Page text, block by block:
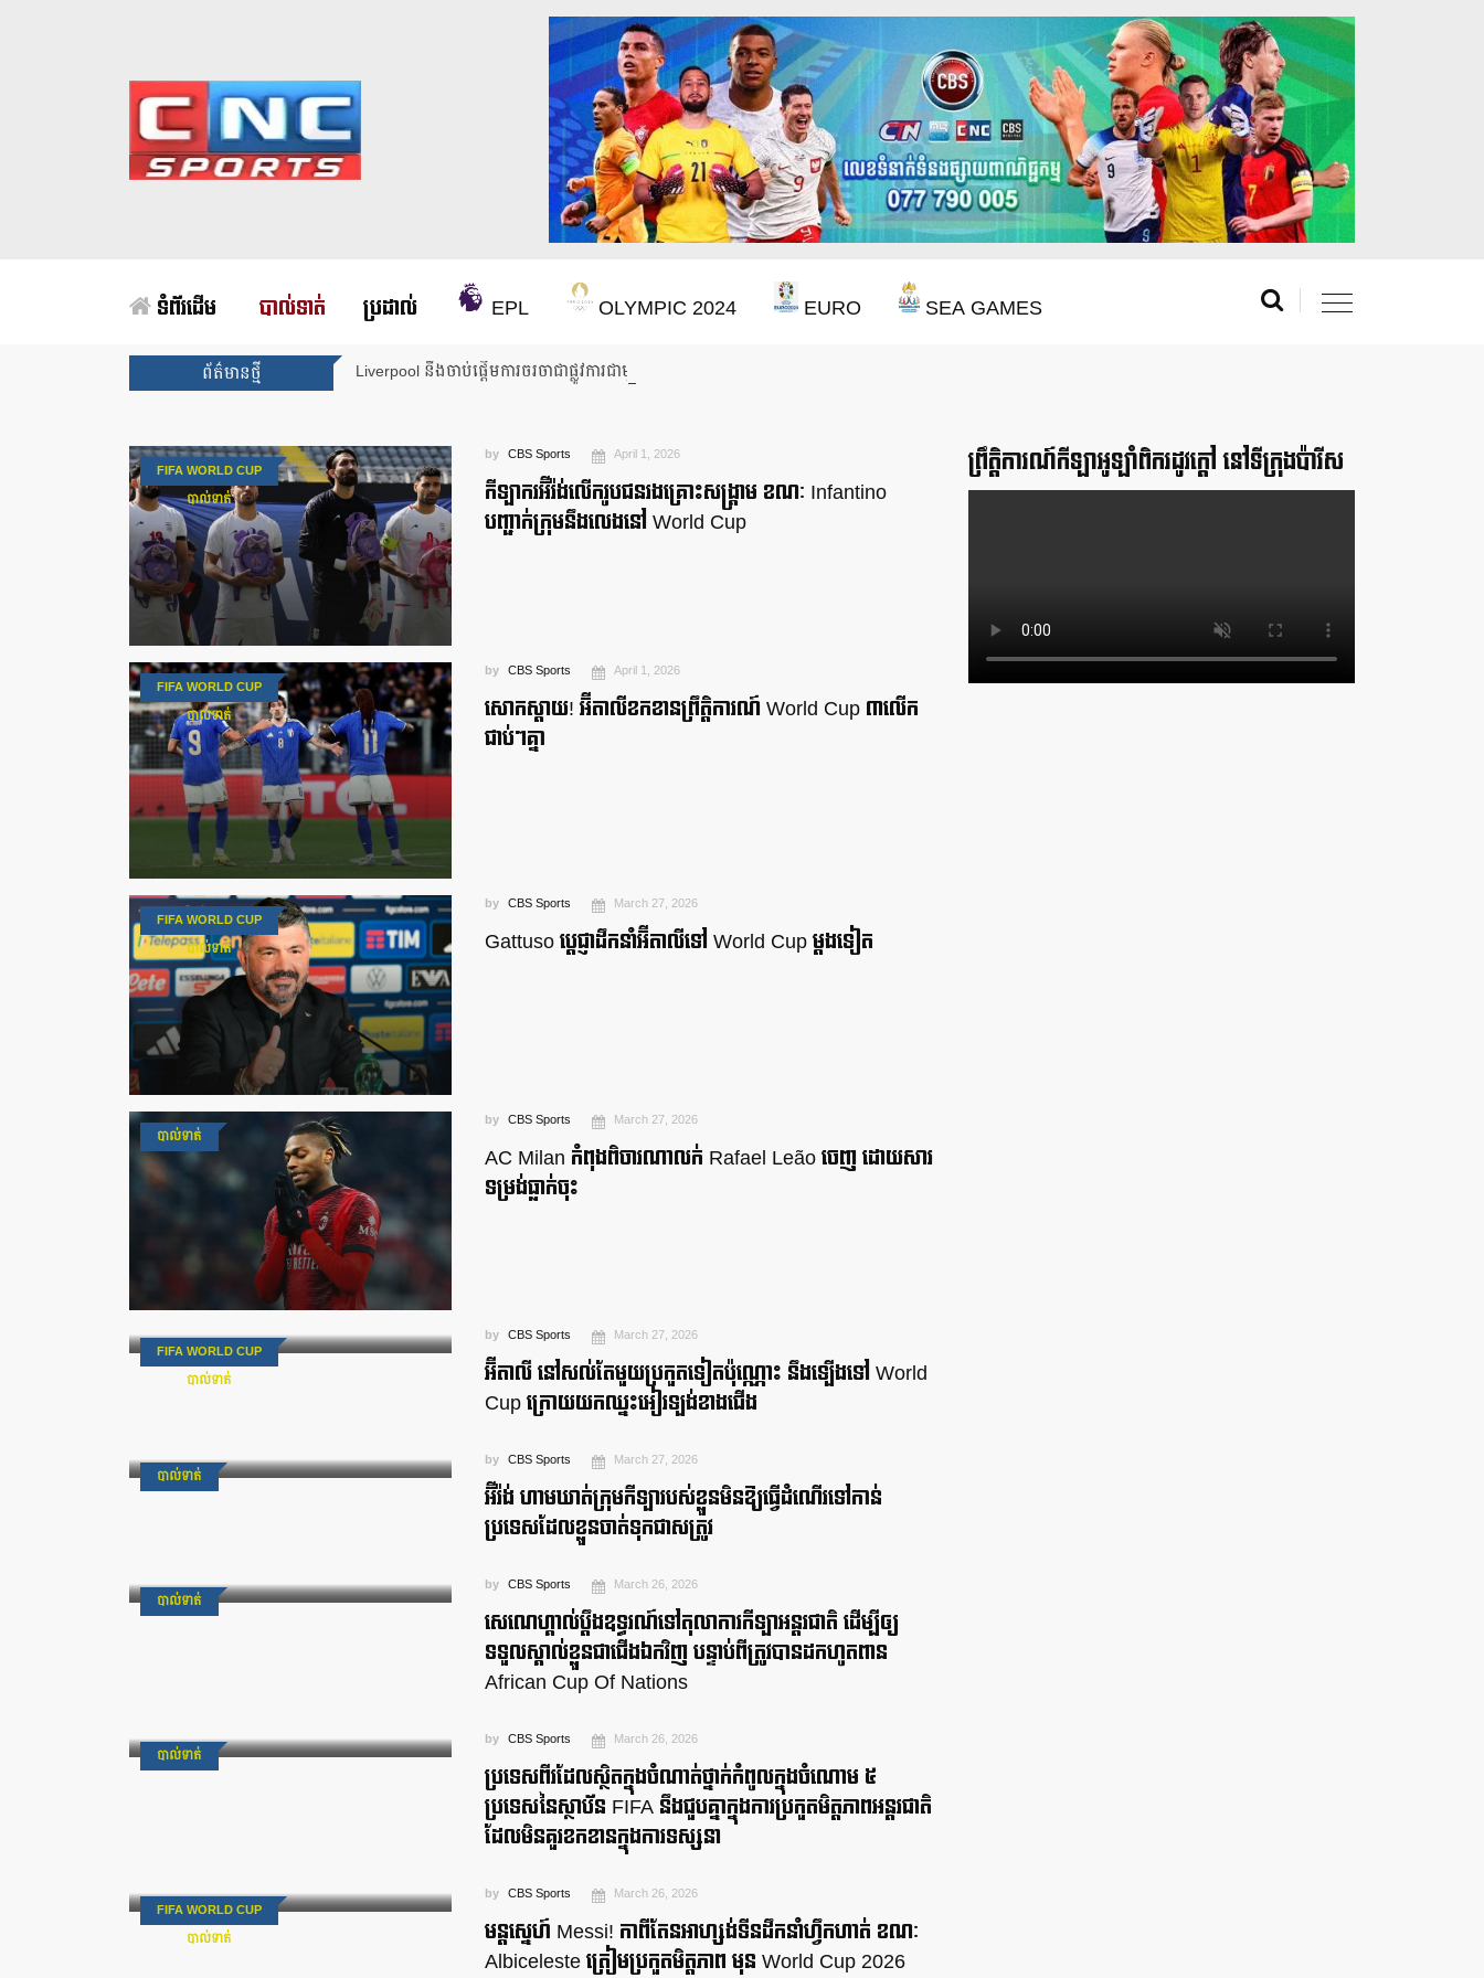
ទំព័រដើម បាល់ទាត់ ប្រដាល់ EPL OLYMPIC 2024 EURO SEA GAMES
ព័ត៌មានថ្មី Liverpool នឹងចាប់ផ្តើមការចរចាជាផ្លូវការជាមួយលោក Iraola
FIFA WORLD CUP
បាល់ទាត់
by CBS Sports April 1, 2026
កីឡាករអ៊ីរ៉ង់លើករូបជនរងគ្រោះសង្គ្រាម ខណៈ Infantino
បញ្ជាក់ក្រុមនឹងលេងនៅ World Cup
FIFA WORLD CUP
បាល់ទាត់
by CBS Sports April 1, 2026
សោកស្ដាយ! អ៊ីតាលីខកខានព្រឹត្តិការណ៍ World Cup ៣លើក
ជាប់ៗគ្នា
FIFA WORLD CUP
បាល់ទាត់
by CBS Sports March 27, 2026
Gattuso ប្តេជ្ញាដឹកនាំអ៊ីតាលីទៅ World Cup ម្តងទៀត
បាល់ទាត់
by CBS Sports March 27, 2026
AC Milan កំពុងពិចារណាលក់ Rafael Leão ចេញ ដោយសារ
ទម្រង់ធ្លាក់ចុះ
FIFA WORLD CUP
បាល់ទាត់
by CBS Sports March 27, 2026
អ៊ីតាលី នៅសល់តែមួយប្រកួតទៀតប៉ុណ្ណោះ នឹងឡើងទៅ World
Cup ក្រោយយកឈ្នះអៀរឡង់ខាងជើង
បាល់ទាត់
by CBS Sports March 27, 2026
អ៊ីរ៉ង់ ហាមឃាត់ក្រុមកីឡារបស់ខ្លួនមិនឱ្យធ្វើដំណើរទៅកាន់
ប្រទេសដែលខ្លួនចាត់ទុកជាសត្រូវ
បាល់ទាត់
by CBS Sports March 26, 2026
សេណេហ្គាល់ប្ដឹងឧទ្ធរណ៍ទៅតុលាការកីឡាអន្តរជាតិ ដើម្បីឲ្យ
ទទួលស្គាល់ខ្លួនជាជើងឯកវិញ បន្ទាប់ពីត្រូវបានដកហូតពាន
African Cup Of Nations
បាល់ទាត់
by CBS Sports March 26, 2026
ប្រទេសពីរដែលស្ថិតក្នុងចំណាត់ថ្នាក់កំពូលក្នុងចំណោម ៥
ប្រទេសនៃស្ថាប័ន FIFA នឹងជួបគ្នាក្នុងការប្រកួតមិត្តភាពអន្តរជាតិ
ដែលមិនគួរខកខានក្នុងការទស្សនា
FIFA WORLD CUP
បាល់ទាត់
by CBS Sports March 26, 2026
មន្តស្នេហ៍ Messi! កាពីតែនអាហ្សង់ទីនដឹកនាំហ្វឹកហាត់ ខណៈ
Albiceleste ត្រៀមប្រកួតមិត្តភាព មុន World Cup 2026
ព្រឹត្តិការណ៍កីឡាអូឡាំពិករដូវក្ដៅ នៅទីក្រុងប៉ារីស